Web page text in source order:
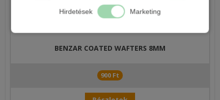
Hirdetések Marketing
BENZAR COATED WAFTERS 8MM
900 Ft